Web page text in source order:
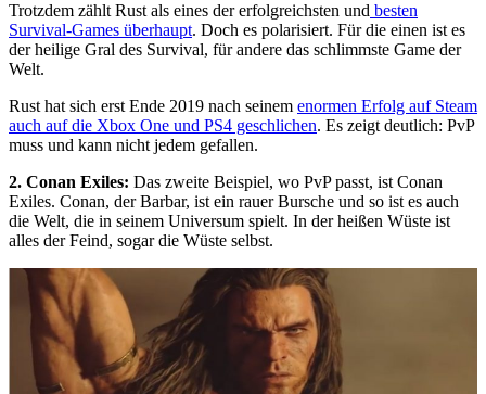
Trotzdem zählt Rust als eines der erfolgreichsten und besten
Survival-Games überhaupt. Doch es polarisiert. Für die einen ist es
der heilige Gral des Survival, für andere das schlimmste Game der
Welt.
Rust hat sich erst Ende 2019 nach seinem enormen Erfolg auf Steam
auch auf die Xbox One und PS4 geschlichen. Es zeigt deutlich: PvP
muss und kann nicht jedem gefallen.
2. Conan Exiles: Das zweite Beispiel, wo PvP passt, ist Conan
Exiles. Conan, der Barbar, ist ein rauer Bursche und so ist es auch
die Welt, die in seinem Universum spielt. In der heißen Wüste ist
alles der Feind, sogar die Wüste selbst.